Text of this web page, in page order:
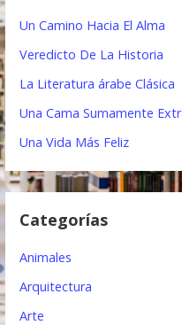
a
ó
d
n
Un Camino Hacia El Alma
Veredicto De La Historia
La Literatura árabe Clásica
Una Cama Sumamente
Una Vida Más Feliz
Categorías
Animales
Arquitectura
Arte